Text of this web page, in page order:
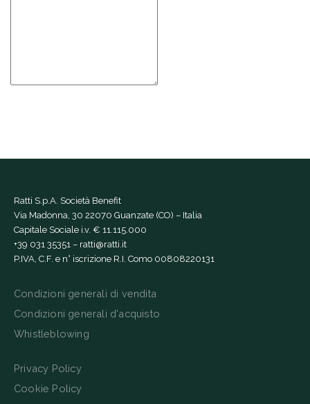
Ratti S.p.A. Società Benefit
Via Madonna, 30 22070 Guanzate (CO) – Italia
Capitale Sociale i.v. € 11.115.000
+39 031 35351 – ratti@ratti.it
P.IVA, C.F. e n° iscrizione R.I. Como 00808220131
Condizioni generali di vendita
Condizioni generali d'acquisto
Whistleblowing
Privacy Policy
Cookie Policy